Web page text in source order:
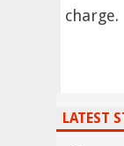
charge.
LATEST